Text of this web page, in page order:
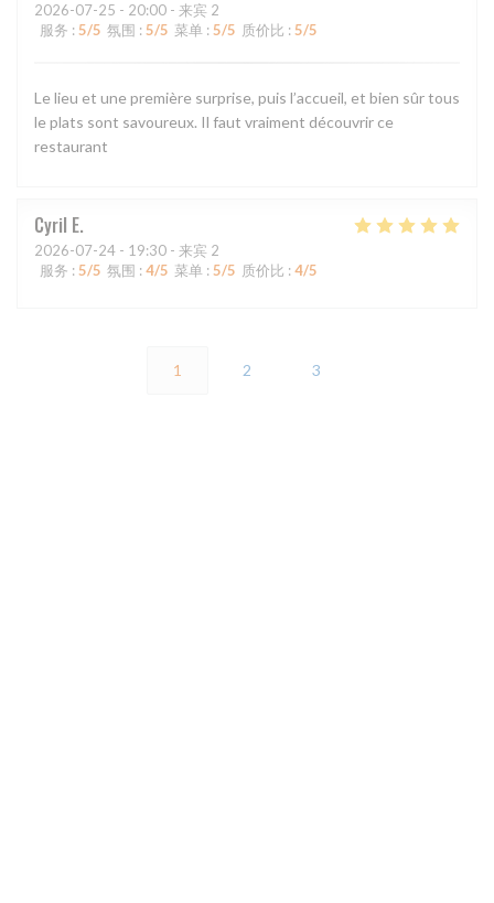
2026-07-25 - 20:00 - 来宾 2
服务 : 5/5 氛围 : 5/5 菜单 : 5/5 质价比 : 5/5
Le lieu et une première surprise, puis l’accueil, et bien sûr tous
le plats sont savoureux. Il faut vraiment découvrir ce
restaurant
Cyril E
2026-07-24 - 19:30 - 来宾 2
服务 : 5/5 氛围 : 4/5 菜单 : 5/5 质价比 : 4/5
1 2 3